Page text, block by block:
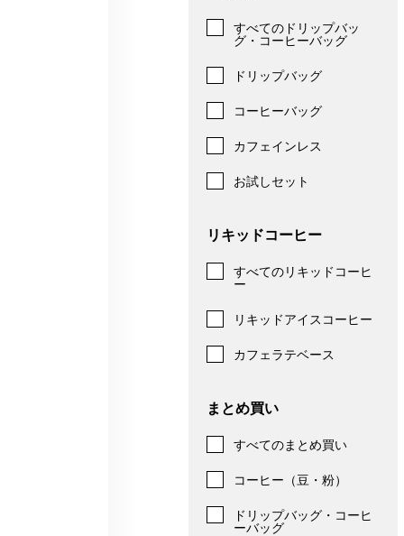
すべてのドリップバッ
グ・コーヒーバッグ
ドリップバッグ
コーヒーバッグ
カフェインレス
お試しセット
リキッドコーヒー
すべてのリキッドコーヒ
ー
リキッドアイスコーヒー
カフェラテベース
まとめ買い
すべてのまとめ買い
コーヒー（豆・粉）
ドリップバッグ・コーヒ
ーバッグ